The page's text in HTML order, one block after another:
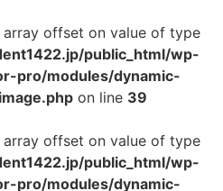
array offset on value of type
public_html/wp-
pro/modules/dynamic-
on line 39
array offset on value of type
public_html/wp-
pro/modules/dynamic-